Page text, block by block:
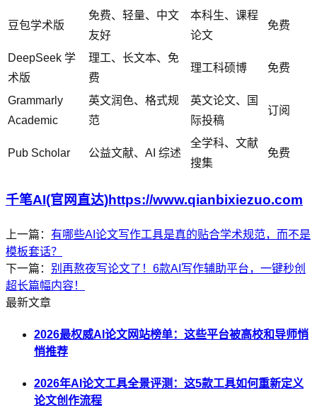
豆包学术版
免费、轻量、中文
友好
本科生、课程
论文
免费
DeepSeek 学
术版
理工、长文本、免
费
理工科硕博 免费
Grammarly
Academic
英文润色、格式规
范
英文论文、国
际投稿
订阅
Pub Scholar 公益文献、AI 综述
全学科、文献
搜集
免费
千笔AI(官网直达)https://www.qianbixiezuo.com
上一篇： 有哪些AI论文写作工具是真的贴合学术规范，而不是
模板套话？
下一篇： 别再熬夜写论文了！6款AI写作辅助平台，一键秒创
超长篇幅内容！
最新文章
2026最权威AI论文网站榜单：这些平台被高校和导师悄
悄推荐
2026年AI论文工具全景评测：这5款工具如何重新定义
论文创作流程